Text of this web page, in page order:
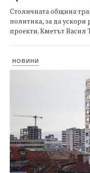
Столичната община
политика, за да
проекти. Кметът Васил
НОВИНИ